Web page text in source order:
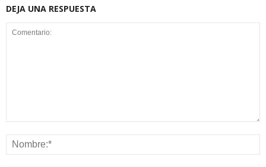
DEJA UNA RESPUESTA